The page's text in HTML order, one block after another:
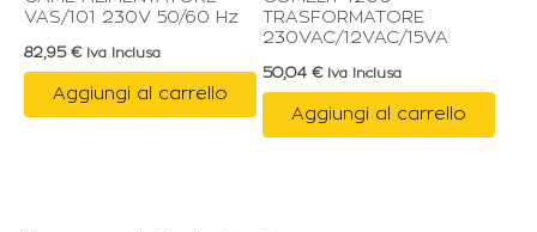
VAS/101 230V 50/60 Hz
82,95 € Iva Inclusa
Aggiungi al carrello
TRASFORMATORE
230VAC/12VAC/15VA
50,04 € Iva Inclusa
Aggiungi al carrello